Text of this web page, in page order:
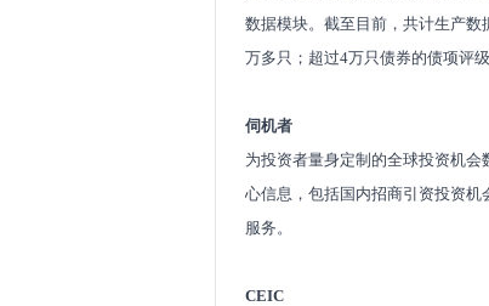
数据模块。截至目前，共计生产数
万多只；超过4万只债券的债项评
伺机者
为投资者量身定制的全球投资机
心信息，包括国内招商引资投资
服务。
CEIC